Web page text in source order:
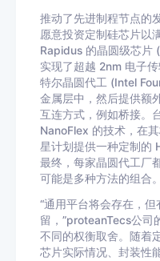
推动了先进制程节点的
愿意投资定制硅芯片以
Rapidus 的晶圆级芯片
实现了超越 2nm 电子
特尔晶圆代工 (Intel
金属层中，然后提供额
互连方式，例如桥接。
NanoFlex 的技术，在
星计划提供一种定制的
最终，每家晶圆代工厂
可能是多种方法的组合。
“通用平台将会存在，
留，”proteanTecs公司
不同的权衡取舍。随着
芯片实际情况、封装性